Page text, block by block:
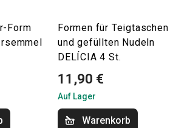
Form
Formen für Teigtaschen
und gefüllten Nudeln
DELÍCIA 4 St.
11,90 €
Auf Lager
Warenkorb